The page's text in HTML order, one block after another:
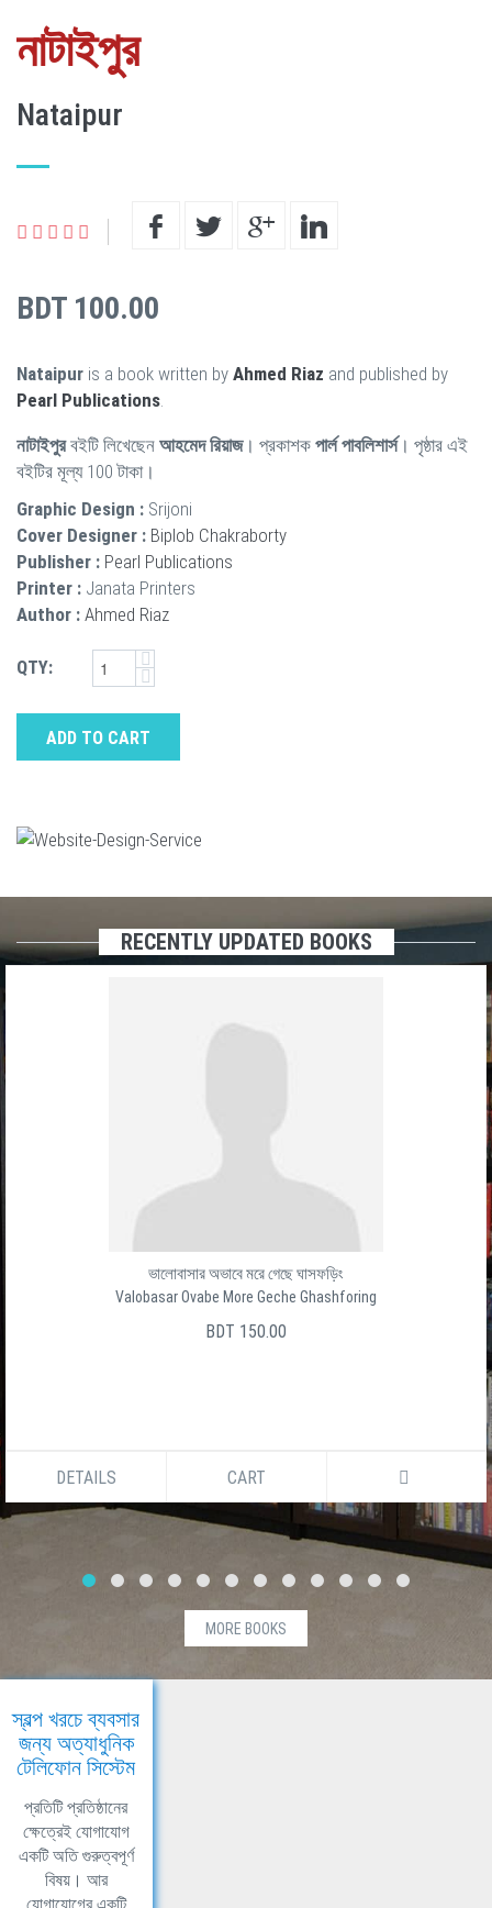
নাটাইপুর
Nataipur
BDT 100.00
Nataipur is a book written by Ahmed Riaz and published by
Pearl Publications
নাটাইপুরবইটি লিখেছেন আহমেদ রিয়াজ। প্রকাশক পার্ল পাবলিশার্স। পৃষ্ঠার এই
বইটির মূল্য 100 টাকা।
Graphic Design : Srijoni
Cover Designer : Biplob Chakraborty
Publisher : Pearl Publications
Printer : Janata Printers
Author : Ahmed Riaz
QTY:
ADD TO CART
RECENTLY UPDATED BOOKS
ভালোবাসার অভাবে মরে গেছে ঘাসফড়িং
Valobasar Ovabe More Geche Ghashforing
BDT 150.00
DETAILS CART
MORE BOOKS
স্বল্প খরচে ব্যবসার
জন্য অত্যাধুনিক
টেলিফোন সিস্টেম
প্রতিটি প্রতিষ্ঠানের
ক্ষেত্রেই যোগাযোগ
একটি অতি গুরুত্বপূর্ণ
বিষয়। আর